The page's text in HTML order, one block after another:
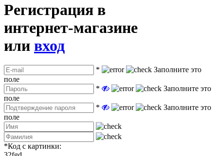
Регистрация в
интернет-магазине
или вход
*
Заполните это
поле
*
Заполните это
поле
*
Заполните это
поле
*Код с картинки: